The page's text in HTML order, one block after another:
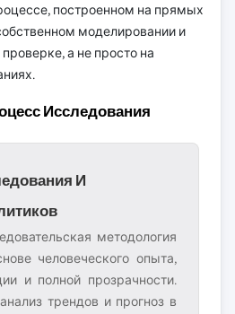
построенном на прямых
моделировании и
а не просто на
Исследования
И
методология
человеческого опыта,
и полной прозрачности.
трендов и прогноз в